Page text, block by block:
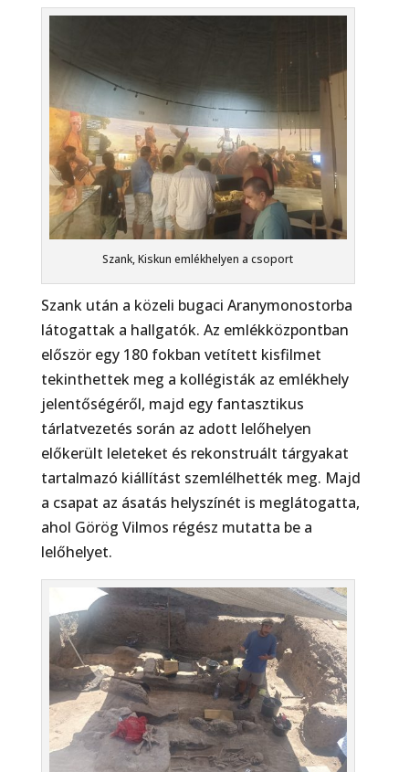
Szank, Kiskun emlékhelyen a csoport
Szank után a közeli bugaci Aranymonostorba
látogattak a hallgatók. Az emlékközpontban
először egy 180 fokban vetített kisfilmet
tekinthettek meg a kollégisták az emlékhely
jelentőségéről, majd egy fantasztikus
tárlatvezetés során az adott lelőhelyen
előkerült leleteket és rekonstruált tárgyakat
tartalmazó kiállítást szemlélhették meg. Majd
a csapat az ásatás helyszínét is meglátogatta,
ahol Görög Vilmos régész mutatta be a
lelőhelyet.